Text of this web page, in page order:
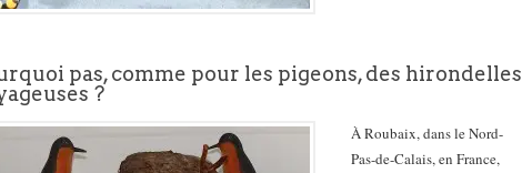
pas, comme pour les pigeons, des hirondelles
?
À Roubaix, dans le Nord-
Pas-de-Calais, en France,